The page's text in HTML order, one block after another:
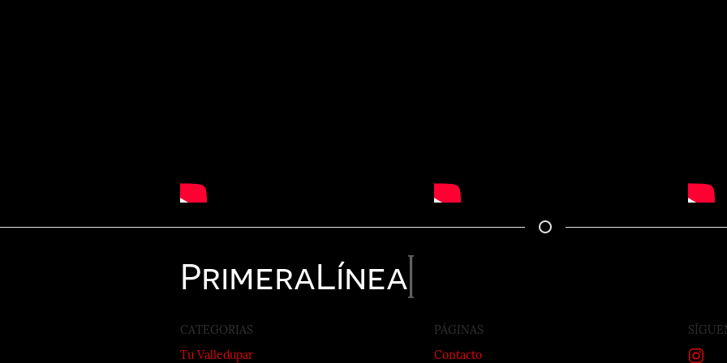
PrimeraLínea
CATEGORIAS
Tu Valledupar
PÁGINAS
Contacto